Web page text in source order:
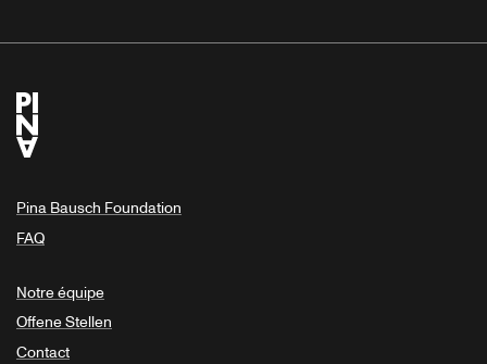
Pina Bausch Foundation
FAQ
Notre équipe
Offene Stellen
Contact